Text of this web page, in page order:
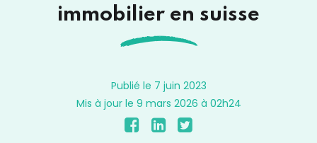
immobilier en suisse
Publié le 7 juin 2023
Mis à jour le 9 mars 2026 à 02h24